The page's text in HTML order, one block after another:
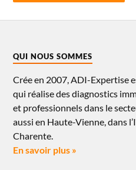
QUI NOUS SOMMES
Crée en 2007, ADI-Expertise
qui réalise des diagnostics
et professionnels dans le
aussi en Haute-Vienne, dans
Charente.
En savoir plus »